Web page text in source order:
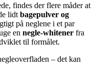
findes der flere måder at
lidt bagepulver og
på neglene i et par
en negle-whitener fra
til formålet.
– det kan